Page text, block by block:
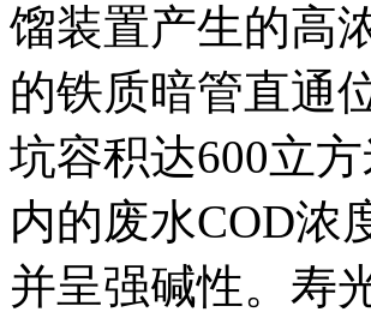
馏装置产生的高
的铁质暗管直通
坑容积达600立
内的废水COD浓
并呈强碱性。寿